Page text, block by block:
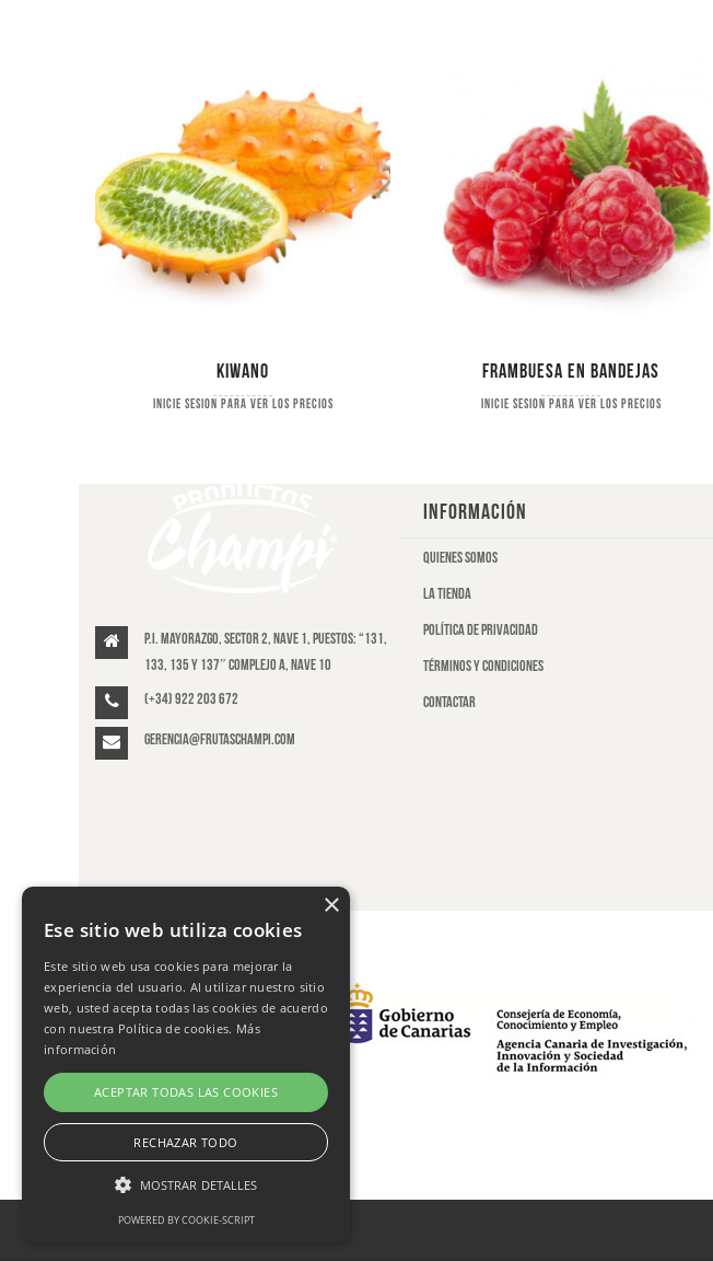
Kiwano
Inicie sesion para ver los precios
Frambuesa en bandejas
Inicie sesion para ver los precios
P.I. Mayorazgo, Sector 2, Nave 1, puestos: “131,
133, 135 y 137″ Complejo A, Nave 10
(+34) 922 203 672
gerencia@frutaschampi.com
INFORMACIÓN
Quienes somos
La tienda
Política de privacidad
Términos y condiciones
Contactar
×
Ese sitio web utiliza cookies
Este sitio web usa cookies para mejorar la
experiencia del usuario. Al utilizar nuestro sitio
web, usted acepta todas las cookies de acuerdo
con nuestra Política de cookies. Más
información
ACEPTAR TODAS LAS COOKIES
RECHAZAR TODO
MOSTRAR DETALLES
POWERED BY COOKIE-SCRIPT